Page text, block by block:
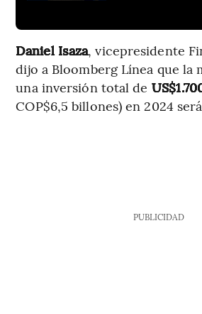
Daniel Isaza, vicepresidente
dijo a Bloomberg Línea que la
una inversión total de
COP$6,5 billones) en 2024
PUBLICIDAD